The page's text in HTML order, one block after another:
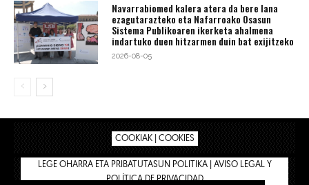
Navarrabiomed kalera atera da bere lana
ezagutarazteko eta Nafarroako Osasun
Sistema Publikoaren ikerketa ahalmena
indartuko duen hitzarmen duin bat exijitzeko
2026-08-05
COOKIAK | COOKIES
LEGE OHARRA ETA PRIBATUTASUN POLITIKA | AVISO LEGAL Y
POLÍTICA DE PRIVACIDAD